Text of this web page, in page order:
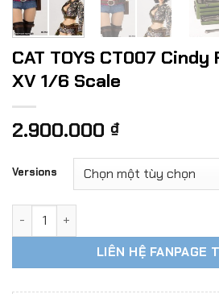
CAT TOYS CT007
XV 1/6 Scale
2.900.000 ₫
Versions
CAT TOYS CT007 Cindy Final
LIÊN HỆ FANPAGE